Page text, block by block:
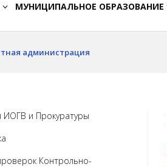
МУНИЦИПАЛЬНОЕ ОБРАЗОВАНИЕ
администрация
и Прокуратуры
Контрольно-